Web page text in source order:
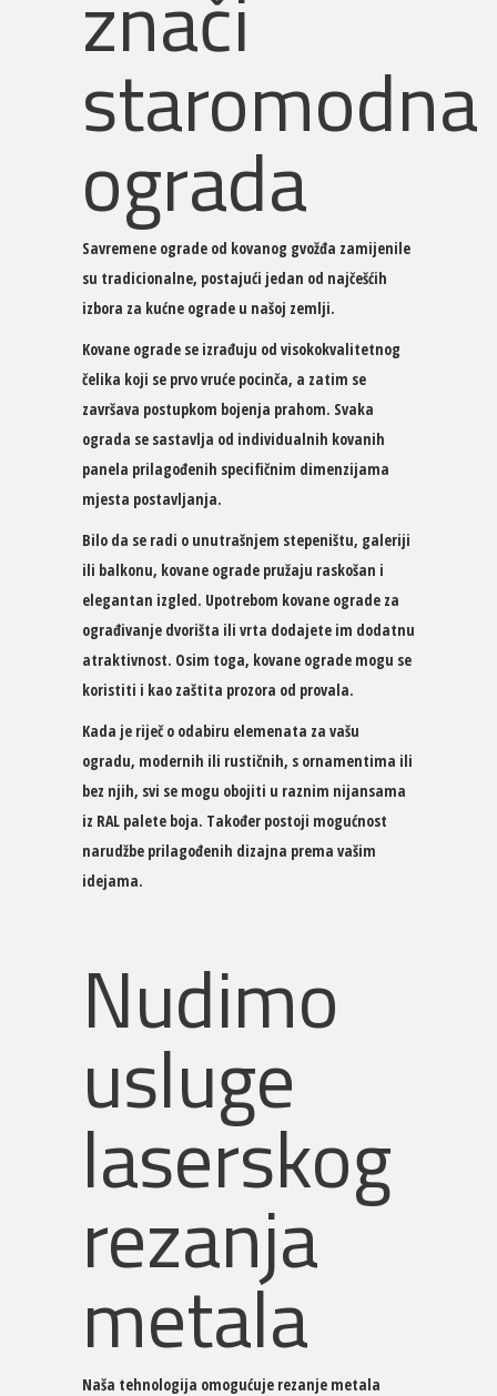
staromodna
ograda
Savremene ograde od kovanog gvožđa zamijenile
su tradicionalne, postajući jedan od najčešćih
izbora za kućne ograde u našoj zemlji.
Kovane ograde se izrađuju od visokokvalitetnog
čelika koji se prvo vruće pocinča, a zatim se
završava postupkom bojenja prahom. Svaka
ograda se sastavlja od individualnih kovanih
panela prilagođenih specifičnim dimenzijama
mjesta postavljanja.
Bilo da se radi o unutrašnjem stepeništu, galeriji
ili balkonu, kovane ograde pružaju raskošan i
elegantan izgled. Upotrebom kovane ograde za
ograđivanje dvorišta ili vrta dodajete im dodatnu
atraktivnost. Osim toga, kovane ograde mogu se
koristiti i kao zaštita prozora od provala.
Kada je riječ o odabiru elemenata za vašu
ogradu, modernih ili rustičnih, s ornamentima ili
bez njih, svi se mogu obojiti u raznim nijansama
iz RAL palete boja. Također postoji mogućnost
narudžbe prilagođenih dizajna prema vašim
idejama.
Nudimo
usluge
laserskog
rezanja
metala
Naša tehnologija omogućuje rezanje metala